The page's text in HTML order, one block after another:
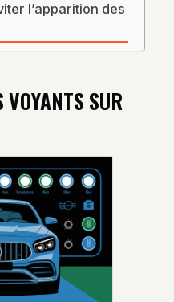
l’apparition des
SUR